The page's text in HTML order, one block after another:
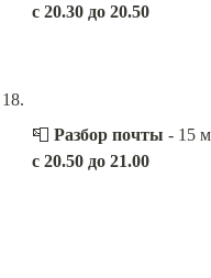
с 20.30 до 20.50
📮 Разбор почты
с 20.50 до 21.00